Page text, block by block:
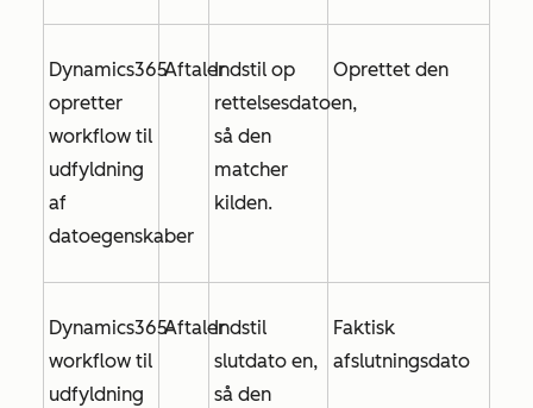
Dynamics365
opretter
workflow til
udfyldning
af
datoegenskaber
AftalerIndstil op
rettelsesdatoen,
så den
matcher
kilden.
Oprettet den
Dynamics365-
workflow til
udfyldning
AftalerIndstil
slutdato en,
så den
Faktisk
afslutningsdato